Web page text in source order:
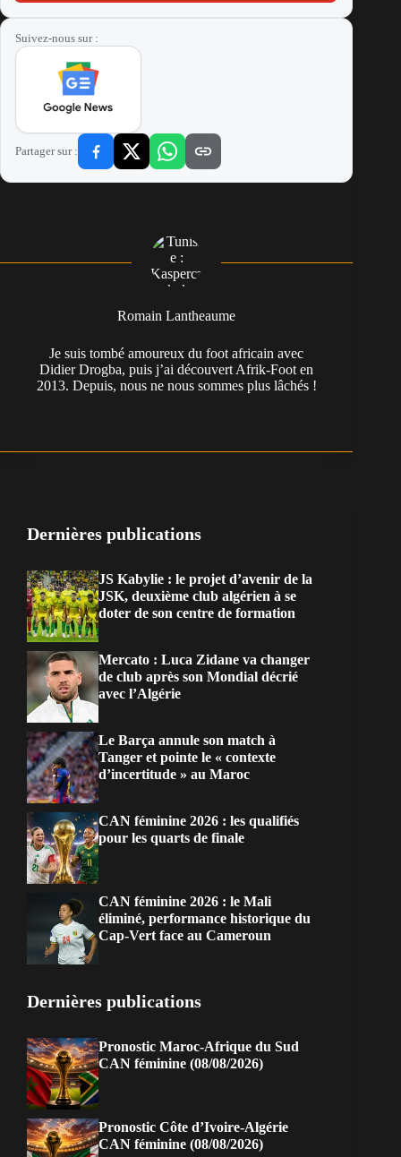
Suivez-nous sur :
Partager sur :
Romain Lantheaume
Je suis tombé amoureux du foot africain avec
Didier Drogba, puis j’ai découvert Afrik-Foot en
2013. Depuis, nous ne nous sommes plus lâchés !
Dernières publications
JS Kabylie : le projet d’avenir de la
JSK, deuxième club algérien à se
doter de son centre de formation
Mercato : Luca Zidane va changer
de club après son Mondial décrié
avec l’Algérie
Le Barça annule son match à
Tanger et pointe le « contexte
d’incertitude » au Maroc
CAN féminine 2026 : les qualifiés
pour les quarts de finale
CAN féminine 2026 : le Mali
éliminé, performance historique du
Cap-Vert face au Cameroun
Dernières publications
Pronostic Maroc-Afrique du Sud
CAN féminine (08/08/2026)
Pronostic Côte d’Ivoire-Algérie
CAN féminine (08/08/2026)